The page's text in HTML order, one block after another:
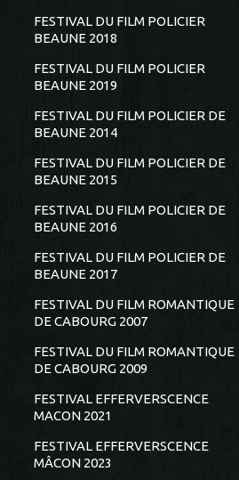
FESTIVAL DU FILM POLICIER
BEAUNE 2018
FESTIVAL DU FILM POLICIER
BEAUNE 2019
FESTIVAL DU FILM POLICIER DE
BEAUNE 2014
FESTIVAL DU FILM POLICIER DE
BEAUNE 2015
FESTIVAL DU FILM POLICIER DE
BEAUNE 2016
FESTIVAL DU FILM POLICIER DE
BEAUNE 2017
FESTIVAL DU FILM ROMANTIQUE
DE CABOURG 2007
FESTIVAL DU FILM ROMANTIQUE
DE CABOURG 2009
FESTIVAL EFFERVERSCENCE
MACON 2021
FESTIVAL EFFERVERSCENCE
MÂCON 2023